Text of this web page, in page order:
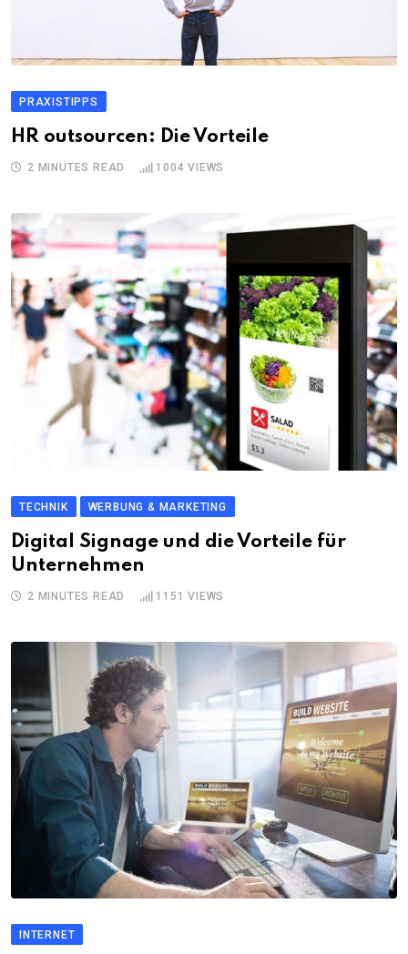
PRAXISTIPPS
HR outsourcen: Die Vorteile
2 MINUTES READ 1004 VIEWS
TECHNIK WERBUNG & MARKETING
Digital Signage und die Vorteile für
Unternehmen
2 MINUTES READ 1151 VIEWS
INTERNET